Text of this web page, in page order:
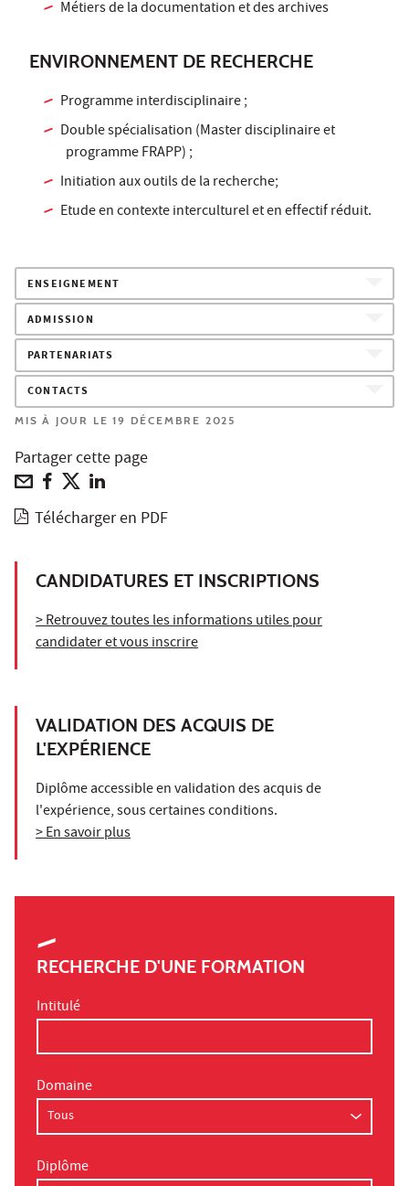
Métiers de la documentation et des archives
ENVIRONNEMENT DE RECHERCHE
Programme interdisciplinaire ;
Double spécialisation (Master disciplinaire et
programme FRAPP) ;
Initiation aux outils de la recherche;
Etude en contexte interculturel et en effectif réduit.
ENSEIGNEMENT
ADMISSION
PARTENARIATS
CONTACTS
MIS À JOUR LE 19 DÉCEMBRE 2025
Partager cette page
Télécharger en PDF
CANDIDATURES ET INSCRIPTIONS
> Retrouvez toutes les informations utiles pour
candidater et vous inscrire
VALIDATION DES ACQUIS DE
L'EXPÉRIENCE
Diplôme accessible en validation des acquis de
l'expérience, sous certaines conditions.
> En savoir plus
RECHERCHE D'UNE FORMATION
Intitulé
Domaine
Diplôme